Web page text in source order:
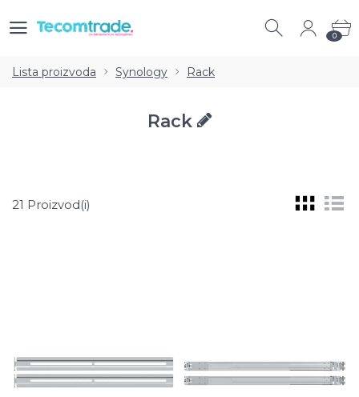
0 0
Lista proizvoda Synology Rack
Rack
21 Proizvod(i)